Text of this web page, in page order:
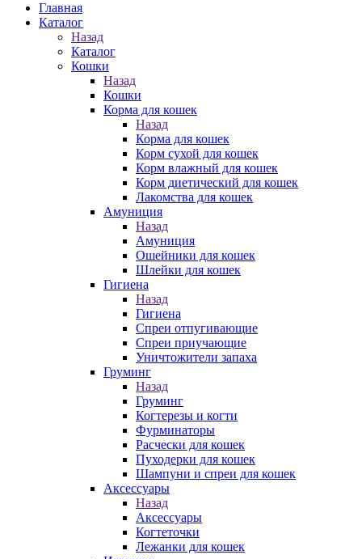
Главная
Каталог
Назад
Каталог
Кошки
Назад
Кошки
Корма для кошек
Назад
Корма для кошек
Корм сухой для кошек
Корм влажный для кошек
Корм диетический для кошек
Лакомства для кошек
Амуниция
Назад
Амуниция
Ошейники для кошек
Шлейки для кошек
Гигиена
Назад
Гигиена
Спреи отпугивающие
Спреи приучающие
Уничтожители запаха
Груминг
Назад
Груминг
Когтерезы и когти
Фурминаторы
Расчески для кошек
Пуходерки для кошек
Шампуни и спреи для кошек
Аксессуары
Назад
Аксессуары
Когтеточки
Лежанки для кошек